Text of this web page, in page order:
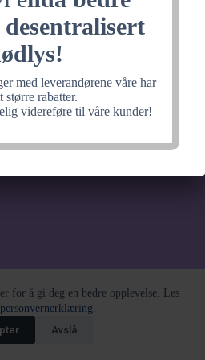
med leverandørene våre har
større rabatter.
videreføre til våre kunder!
for å gi deg en bedre opplevelse. Les
personvernerklæring.
Avslå
velkommen
senere.